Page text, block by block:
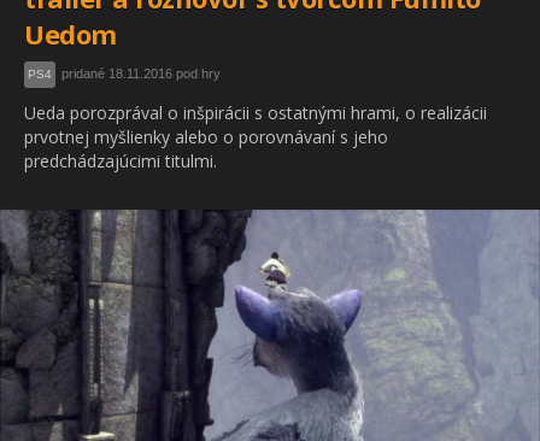
Uedom
PS4 pridané 18.11.2016 pod hry
Ueda porozprával o inšpirácii s ostatnými hrami, o realizácii
prvotnej myšlienky alebo o porovnávaní s jeho
predchádzajúcimi titulmi.